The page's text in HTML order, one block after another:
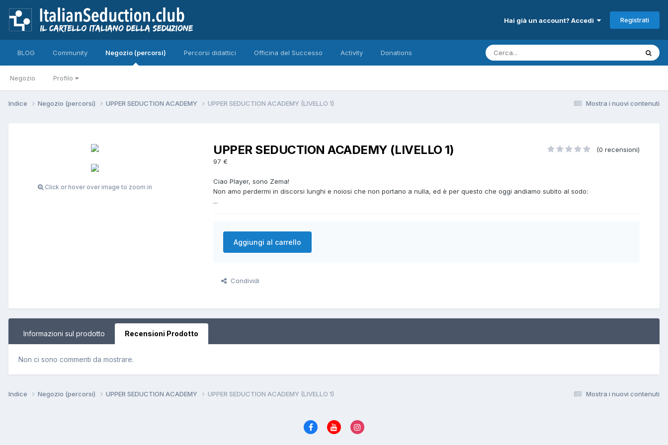
Hai già un account? Accedi Registrati
BLOG Community Negozio (percorsi)
Negozio Profilo
Percorsi didattici Officina del Successo Activity Donations
Mostra i nuovi contenuti
Indice Negozio (percorsi) UPPER SEDUCTION ACADEMY UPPER SEDUCTION ACADEMY (LIVELLO 1)
Click or hover over image to zoom in
UPPER SEDUCTION ACADEMY (LIVELLO 1)
(0 recensioni)
97 €
Ciao Player, sono Zema!
Non amo perdermi in discorsi lunghi e noiosi che non portano a nulla, ed è per questo che oggi andiamo subito al sodo:
...
Aggiungi al carrello
Condividi
Informazioni sul prodotto Recensioni Prodotto
Non ci sono commenti da mostrare.
Mostra i nuovi contenuti
Indice Negozio (percorsi) UPPER SEDUCTION ACADEMY UPPER SEDUCTION ACADEMY (LIVELLO 1)